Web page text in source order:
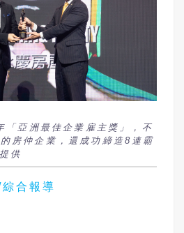
「亞洲最佳企業雇主獎」，不
房仲企業，還成功締造8連霸
供
合報導